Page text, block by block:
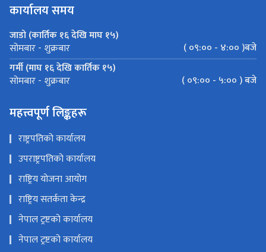
कार्यालय समय
जाडो (कार्तिक १६ देखि माघ १५)
सोमबार - शुक्रबार
( ०९:०० - ४:०० )बजे
गर्मी (माघ १६ देखि कार्तिक १५)
सोमबार - शुक्रबार ( ०९:०० - ५:०० ) बजे
महत्त्वपूर्ण लिङ्कहरू
राष्ट्रपतिको कार्यालय
उपराष्ट्रपतिको कार्यालय
राष्ट्रिय योजना आयोग
राष्ट्रिय सतर्कता केन्द्र
नेपाल ट्रष्टको कार्यालय
नेपाल ट्रष्टको कार्यालय